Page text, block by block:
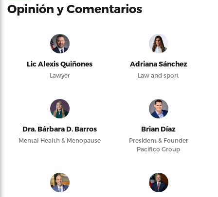
Opinión y Comentarios
Lic Alexis Quiñones
Lawyer
Adriana Sánchez
Law and sport
Dra. Bárbara D. Barros
Mental Health & Menopause
Brian Díaz
President & Founder
Pacifico Group